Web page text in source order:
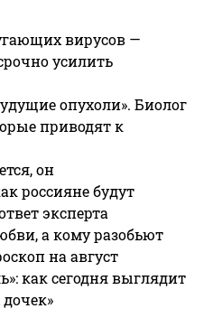
вирусов —
усилить
опухоли». Биолог
приводят к
он
россияне будут
эксперта
а кому разобьют
на август
как сегодня выглядит